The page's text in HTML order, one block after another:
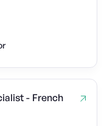
- French